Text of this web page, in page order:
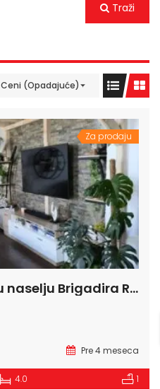
Traži
Ceni (Opadajuće)
Za prodaju
Četvorosoban stan u naselju Brigadira Ristića
Pre 4 meseca
4.0 1